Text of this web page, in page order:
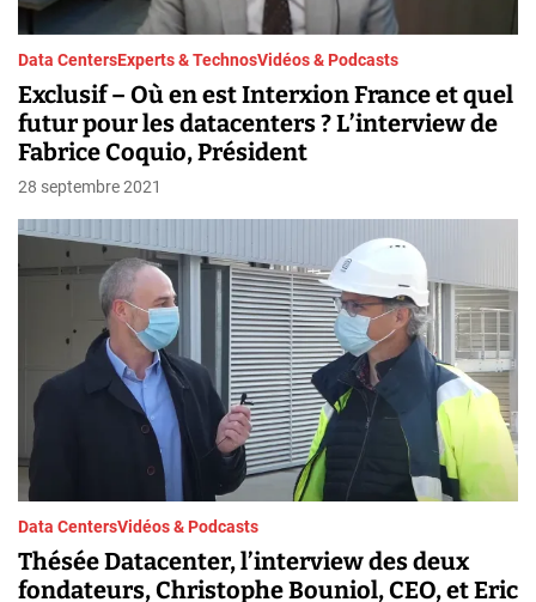
Data CentersExperts & TechnosVidéos & Podcasts
Exclusif – Où en est Interxion France et quel
futur pour les datacenters ? L’interview de
Fabrice Coquio, Président
28 septembre 2021
Data CentersVidéos & Podcasts
Thésée Datacenter, l’interview des deux
fondateurs, Christophe Bouniol, CEO, et Eric